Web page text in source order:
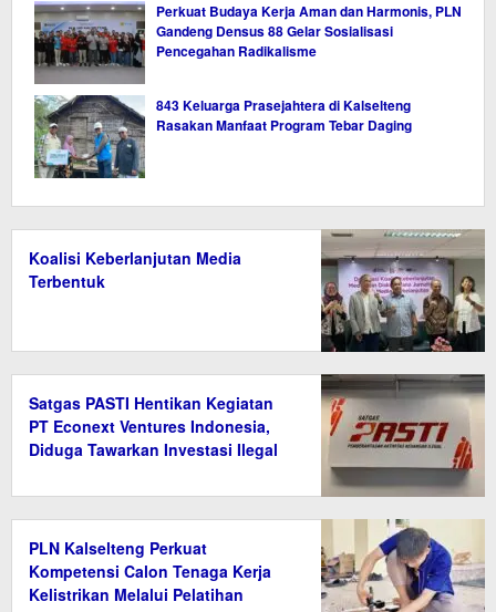
Perkuat Budaya Kerja Aman dan Harmonis, PLN
Gandeng Densus 88 Gelar Sosialisasi
Pencegahan Radikalisme
843 Keluarga Prasejahtera di Kalselteng
Rasakan Manfaat Program Tebar Daging
Koalisi Keberlanjutan Media
Terbentuk
Satgas PASTI Hentikan Kegiatan
PT Econext Ventures Indonesia,
Diduga Tawarkan Investasi Ilegal
PLN Kalselteng Perkuat
Kompetensi Calon Tenaga Kerja
Kelistrikan Melalui Pelatihan